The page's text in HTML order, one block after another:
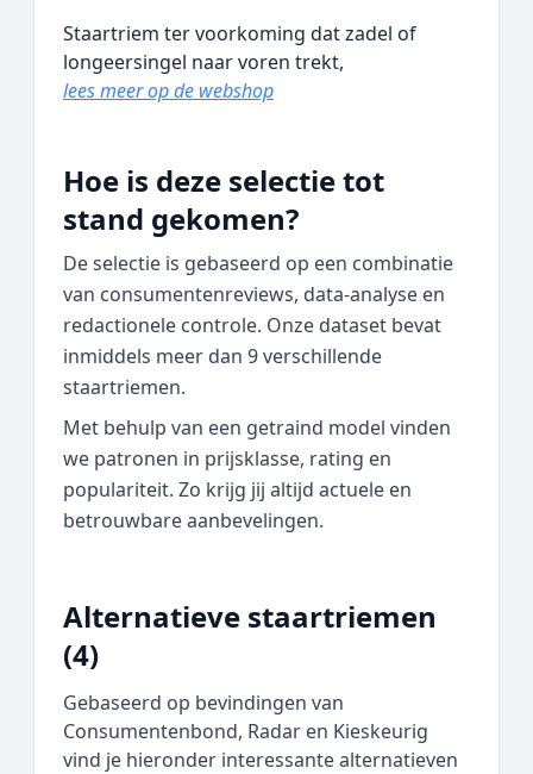
Staartriem ter voorkoming dat zadel of
longeersingel naar voren trekt,
lees meer op de webshop
Hoe is deze selectie tot
stand gekomen?
De selectie is gebaseerd op een combinatie
van consumentenreviews, data‑analyse en
redactionele controle. Onze dataset bevat
inmiddels meer dan 9 verschillende
staartriemen.
Met behulp van een getraind model vinden
we patronen in prijsklasse, rating en
populariteit. Zo krijg jij altijd actuele en
betrouwbare aanbevelingen.
Alternatieve staartriemen
(4)
Gebaseerd op bevindingen van
Consumentenbond, Radar en Kieskeurig
vind je hieronder interessante alternatieven